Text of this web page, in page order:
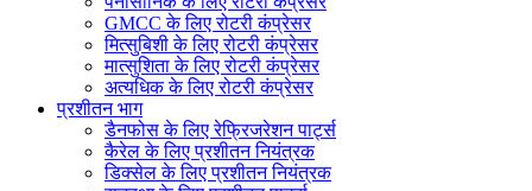
GMCC के लिए रोटरी कंप्रेसर
मित्सुबिशी के लिए रोटरी कंप्रेसर
मात्सुशिता के लिए रोटरी कंप्रेसर
अत्यधिक के लिए रोटरी कंप्रेसर
प्रशीतन भाग
डैनफोस के लिए रेफ्रिजरेशन पार्ट्स
कैरेल के लिए प्रशीतन नियंत्रक
डिक्सेल के लिए प्रशीतन नियंत्रक